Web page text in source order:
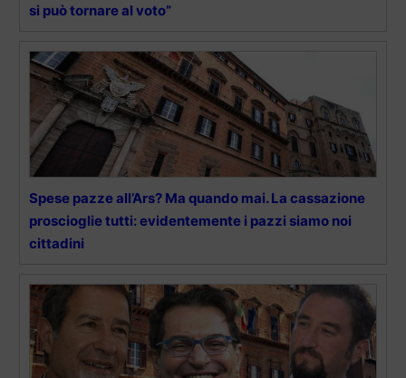
si può tornare al voto”
Spese pazze all’Ars? Ma quando mai. La cassazione
proscioglie tutti: evidentemente i pazzi siamo noi
cittadini